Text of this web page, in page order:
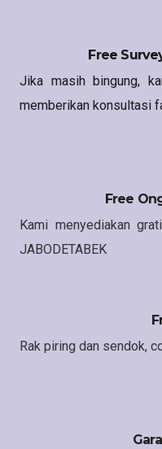
Free
Jika masih bingung,
memberikan konsultasi
Free
Kami menyediakan
JABODETABEK
Rak piring dan sendok,